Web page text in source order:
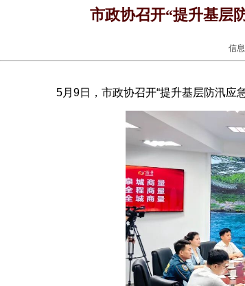
市政协召开“提升基层
信
5月9日，市政协召开“提升基层防汛应